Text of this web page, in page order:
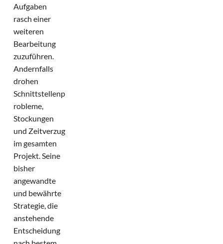
Aufgaben
rasch einer
weiteren
Bearbeitung
zuzuführen.
Andernfalls
drohen
Schnittstellenp
robleme,
Stockungen
und Zeitverzug
im gesamten
Projekt. Seine
bisher
angewandte
und bewährte
Strategie, die
anstehende
Entscheidung